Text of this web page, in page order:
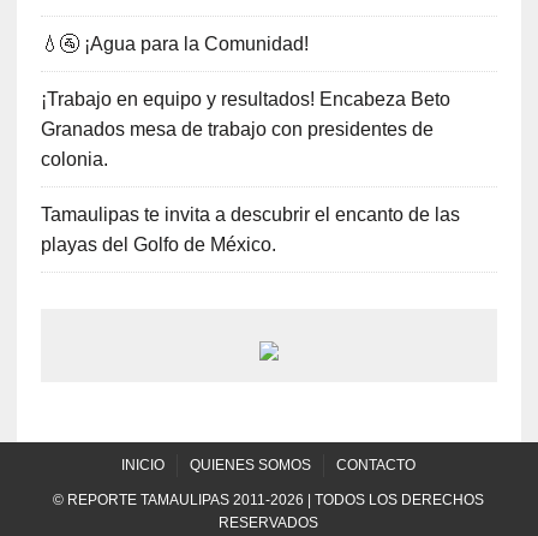
💧🚰 ¡Agua para la Comunidad!
¡Trabajo en equipo y resultados! Encabeza Beto
Granados mesa de trabajo con presidentes de
colonia.
Tamaulipas te invita a descubrir el encanto de las
playas del Golfo de México.
INICIO QUIENES SOMOS CONTACTO
© REPORTE TAMAULIPAS 2011-2026 | TODOS LOS DERECHOS
RESERVADOS